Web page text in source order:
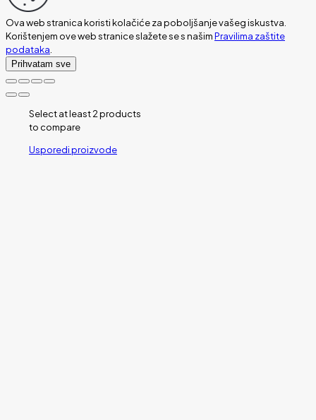
Ova web stranica koristi kolačiće za poboljšanje vašeg iskustva.
Korištenjem ove web stranice slažete se s našimPravilima zaštite
podataka.
Prihvatam sve
Select at least 2 products
to compare
Usporedi proizvode